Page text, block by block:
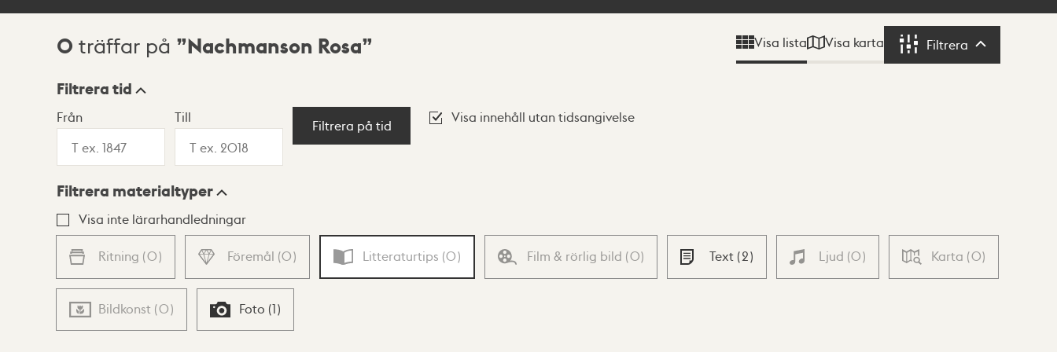
Sökresultat
0 träffar på Nachmanson Rosa Visa lista Visa karta Filtrera Filtrera
Visningsläge
Lista Karta
Filtrera tid
Från Till
Filtrera på tid
Visa innehåll utan tidsangivelse
Filtrera materialtyper
Visa inte lärarhandledningar
Ritning (0) Föremål (0) Litteraturtips (0) Film & rörlig bild (0) Text (2) Ljud (0) Karta (0)
Bildkonst (0) Foto (1)